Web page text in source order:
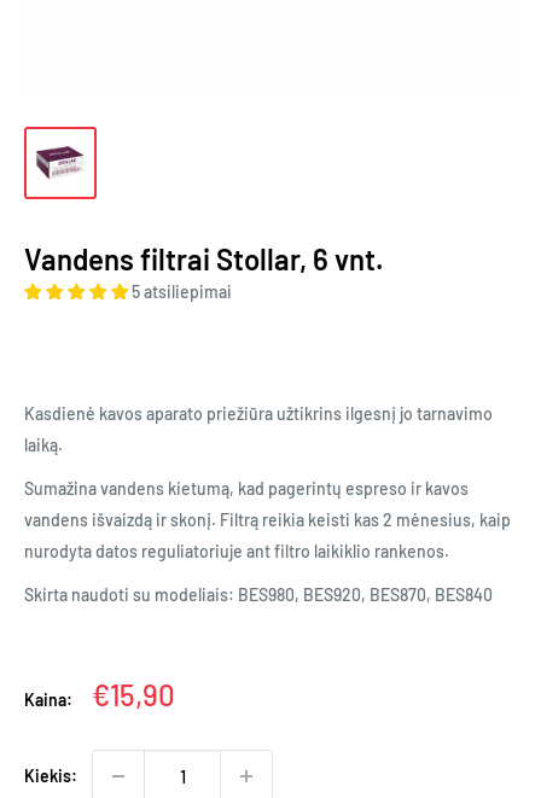
Vandens filtrai Stollar, 6 vnt.
5 atsiliepimai
Kasdienė kavos aparato priežiūra užtikrins ilgesnį jo tarnavimo
laiką.
Sumažina vandens kietumą, kad pagerintų espreso ir kavos
vandens išvaizdą ir skonį. Filtrą reikia keisti kas 2 mėnesius, kaip
nurodyta datos reguliatoriuje ant filtro laikiklio rankenos.
Skirta naudoti su modeliais: BES980, BES920, BES870, BES840
Kaina: Kaina
€15,90
Kiekis: